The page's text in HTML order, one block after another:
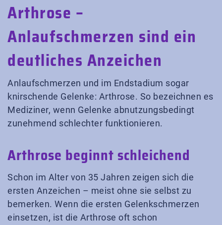
Arthrose –
Anlaufschmerzen sind ein
deutliches Anzeichen
Anlaufschmerzen und im Endstadium sogar
knirschende Gelenke: Arthrose. So bezeichnen es
Mediziner, wenn Gelenke abnutzungsbedingt
zunehmend schlechter funktionieren.
Arthrose beginnt schleichend
Schon im Alter von 35 Jahren zeigen sich die
ersten Anzeichen – meist ohne sie selbst zu
bemerken. Wenn die ersten Gelenkschmerzen
einsetzen, ist die Arthrose oft schon